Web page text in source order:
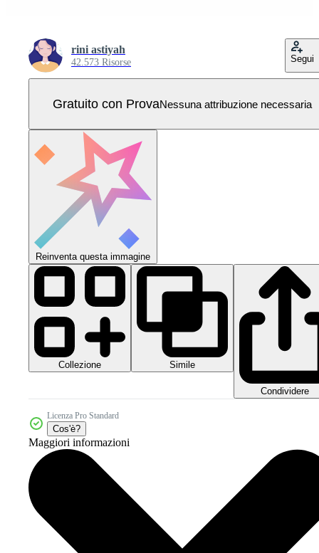
rini astiyah
42.573 Risorse Segui
Gratuito con ProvaNessuna attribuzione necessaria
Reinventa questa immagine
Collezione Simile
Condividere
Licenza Pro Standard
Cos'è?
Maggiori informazioni